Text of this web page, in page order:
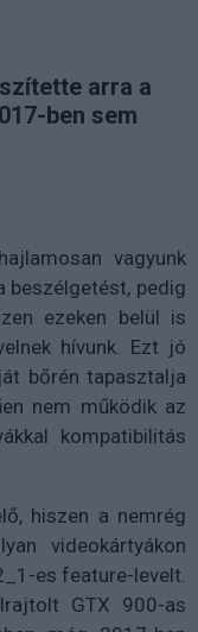
arra a
ben sem
vagyunk
beszélgetést, pedig
ezeken belül is
hívunk. Ezt jó
bőrén tapasztalja
nem működik az
kompatibilitás
hiszen a nemrég
videokártyákon
es feature-levelt.
GTX 900-as